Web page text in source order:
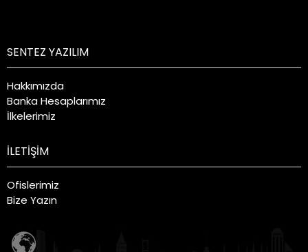
SENTEZ YAZILIM
Hakkımızda
Banka Hesaplarımız
İlkelerimiz
İLETİŞİM
Ofislerimiz
Bize Yazın